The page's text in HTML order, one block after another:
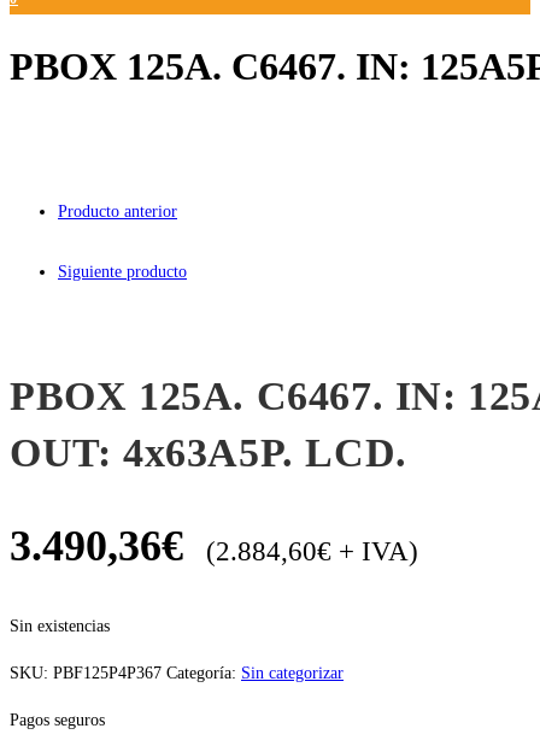
PBOX 125A. C6467. IN:
Producto anterior
Siguiente producto
PBOX 125A. C6467. IN:
OUT: 4x63A5P. LCD.
3.490,36€ (2.884,60€ + IVA)
Sin existencias
SKU: PBF125P4P367 Categoría: Sin categorizar
Pagos seguros